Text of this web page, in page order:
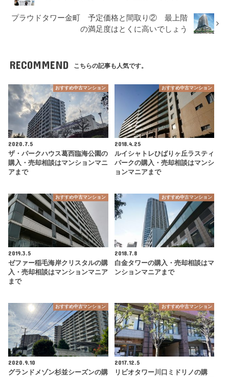
プラウドタワー金町 予定価格と間取り② 最上階
の満足度はとくに高いでしょう
RECOMMEND こちらの記事も人気です。
おすすめ中古マンション
2020.7.5
ザ・パークハウス葛西臨海公園の
購入・売却相談はマンションマニ
アまで
おすすめ中古マンション
2018.4.25
ルイシャトレひばりヶ丘ラスティ
パークの購入・売却相談はマンシ
ョンマニアまで
おすすめ中古マンション
2019.3.5
ゼファー稲毛海岸クリスタルの購
入・売却相談はマンションマニア
まで
おすすめ中古マンション
2018.7.8
白金タワーの購入・売却相談はマ
ンションマニアまで
おすすめ中古マンション
2020.9.10
グランドメゾン杉並シーズンの購
おすすめ中古マンション
2017.12.5
リビオタワー川口ミドリノの購